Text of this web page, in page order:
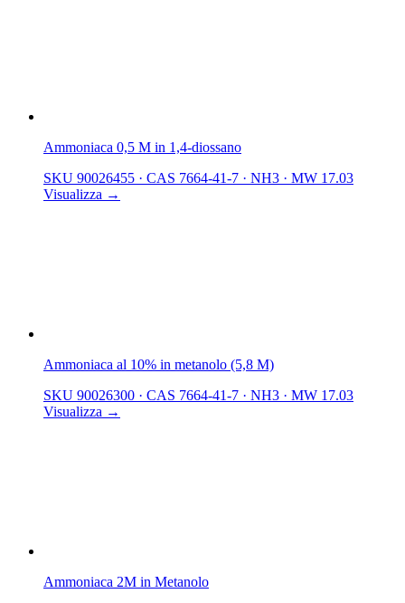
Ammoniaca 0,5 M in 1,4-diossano
SKU 90026455 · CAS 7664-41-7 · NH3 · MW 17.03
Visualizza →
Ammoniaca al 10% in metanolo (5,8 M)
SKU 90026300 · CAS 7664-41-7 · NH3 · MW 17.03
Visualizza →
Ammoniaca 2M in Metanolo